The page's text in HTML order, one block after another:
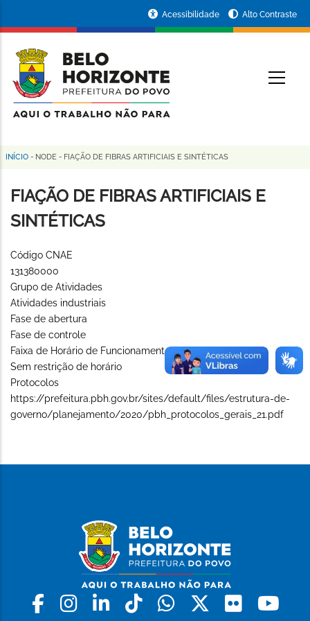
conteúdo
principal
da
Prefeitura
de
Horizonte
Acessibilidade Alto Contraste
Trilha
de
navegação
INÍCIO - NODE - FIAÇÃO DE FIBRAS ARTIFICIAIS E SINTÉTICAS
FIAÇÃO DE FIBRAS ARTIFICIAIS E
SINTÉTICAS
Código CNAE
131380000
Grupo de Atividades
Atividades industriais
Fase de abertura
Fase de controle
Faixa de Horário de Funcionamento (Long)
Sem restrição de horário
Protocolos
https://prefeitura.pbh.gov.br/sites/default/files/estrutura-de-
governo/planejamento/2020/pbh_protocolos_gerais_21.pdf
Facebook
Instagram
LinkedinTiktokWhatsapp
X Flickr